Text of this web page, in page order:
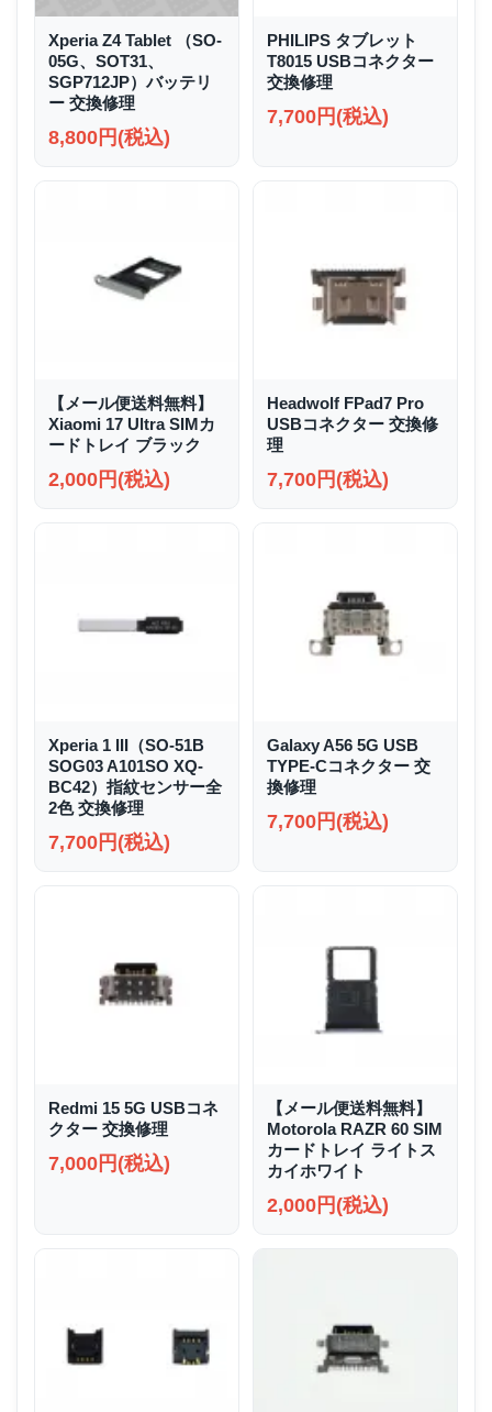
Xperia Z4 Tablet （SO-
05G、SOT31、
SGP712JP）バッテリ
ー 交換修理
8,800円(税込)
PHILIPS タブレット
T8015 USBコネクター
交換修理
7,700円(税込)
【メール便送料無料】
Xiaomi 17 Ultra SIMカ
ードトレイ ブラック
2,000円(税込)
Headwolf FPad7 Pro
USBコネクター 交換修
理
7,700円(税込)
Xperia 1 III（SO-51B
SOG03 A101SO XQ-
BC42）指紋センサー全
2色 交換修理
7,700円(税込)
Galaxy A56 5G USB
TYPE-Cコネクター 交
換修理
7,700円(税込)
Redmi 15 5G USBコネ
クター 交換修理
7,000円(税込)
【メール便送料無料】
Motorola RAZR 60 SIM
カードトレイ ライトス
カイホワイト
2,000円(税込)